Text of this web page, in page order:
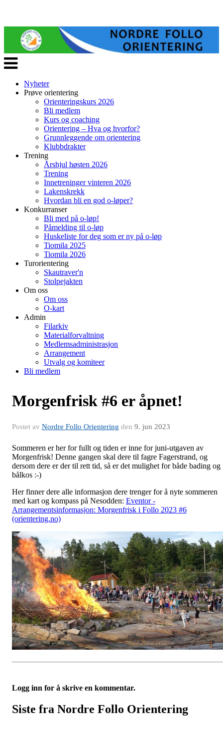
Veksle
navigasjon
Nyheter
Prøve orientering
Orienteringskurs 2026
Bli medlem
Kurs og coaching
Orientering – Hva og hvorfor?
Grunnleggende om orientering
Klubbdrakter
Trening
Årshjul høsten 2026
Trening
Innetreninger vinteren 2026
Lakenskrekk
Hvordan bli en god o-løper?
Konkurranser
Bli med på o-løp!
Påmelding til o-løp
Huskeliste for deg som er ny på o-løp
Tiomila 2025
Tiomila 2026
Turorientering
Skautraver'n
Stolpejakten
Om oss
Om oss
O-kart
Admin
Filarkiv
Materialforvaltning
Medlemsadministrasjon
Arrangement
Utvalg og komiteer
Bli medlem
Morgenfrisk #6 er åpnet!
Postet av Nordre Follo Orientering den 9. jun 2023
Sommeren er her for fullt og tiden er inne for juni-utgaven av
Morgenfrisk! Denne gangen skal dere til fagre Fagerstrand, og
dersom dere er der til rett tid, så er det mulighet for både bading og
bålkos :-)
Her finner dere alle informasjon dere trenger for å nyte sommeren
med kart og kompass på Nesodden: Eventor -
Arrangementsinformasjon: Morgenfrisk i Follo 2023 #6
(orientering.no)
Logg inn for å skrive en kommentar.
Siste fra Nordre Follo Orientering